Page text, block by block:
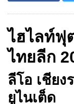
ไฮไลท์ฟุ
ไทยลีก
ลีโอ เชียง
ยูไนเต็ด